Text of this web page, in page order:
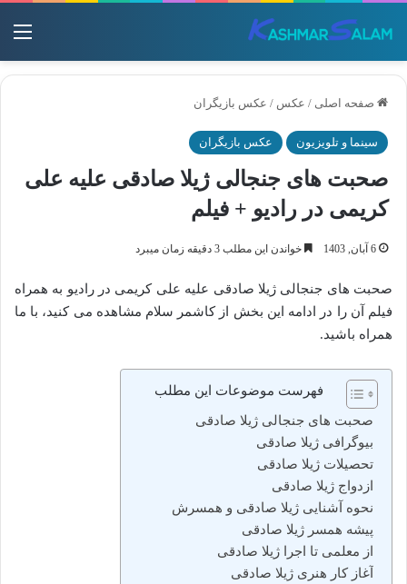
صفحه اصلی / عکس / عکس بازیگران
سینما و تلویزیون عکس بازیگران
صحبت های جنجالی ژیلا صادقی علیه علی
کریمی در رادیو + فیلم
6 آبان, 1403 خواندن این مطلب 3 دقیقه زمان میبرد
صحبت های جنجالی ژیلا صادقی علیه علی کریمی در رادیو به همراه
فیلم آن را در ادامه این بخش از کاشمر سلام مشاهده می کنید، با ما
همراه باشید.
فهرست موضوعات این مطلب
صحبت های جنجالی ژیلا صادقی
بیوگرافی ژیلا صادقی
تحصیلات ژیلا صادقی
ازدواج ژیلا صادقی
نحوه آشنایی ژیلا صادقی و همسرش
پیشه همسر ژیلا صادقی
از معلمی تا اجرا ژیلا صادقی
آغاز کار هنری ژیلا صادقی